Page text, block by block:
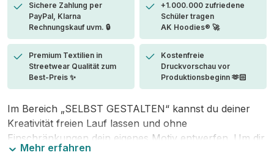
Sichere Zahlung per
PayPal, Klarna
Rechnungskauf uvm. 🔒
+1.000.000 zufriedene
Schüler tragen
AK Hoodies® 🚀
Premium Textilien in
Streetwear Qualität zum
Best-Preis ✨
Kostenfreie
Druckvorschau vor
Produktionsbeginn 🫶🏻
Im Bereich „SELBST GESTALTEN“ kannst du deiner
Kreativität freien Lauf lassen und ohne
Einschränkungen dein eigenes Motiv entwerfen. Um dir
Mehr erfahren